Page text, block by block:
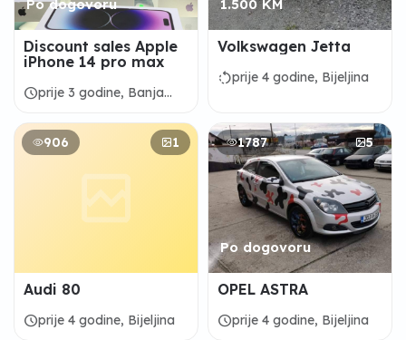
Po dogovoru
Discount sales Apple
iPhone 14 pro max
scheduleprije 3 godine, Banja
1.500 KM
Volkswagen Jetta
rotate_leftprije 4 godine, Bijeljina
906 1
Audi 80
scheduleprije 4 godine, Bijeljina
1787 5
Po dogovoru
OPEL ASTRA
scheduleprije 4 godine, Bijeljina